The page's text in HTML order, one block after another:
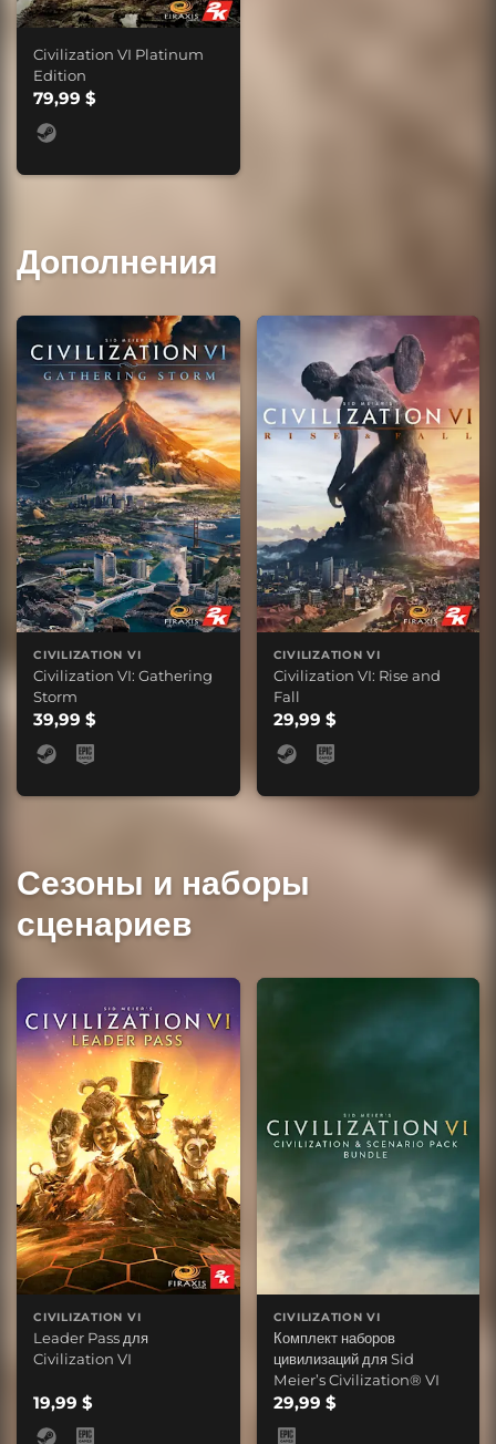
Civilization VI Platinum
Edition
79,99 $
Дополнения
CIVILIZATION VI
Civilization VI: Gathering
Storm
39,99 $
CIVILIZATION VI
Civilization VI: Rise and
Fall
29,99 $
Сезоны и наборы
сценариев
CIVILIZATION VI
Leader Pass для
Civilization VI
19,99 $
CIVILIZATION VI
Комплект наборов
цивилизаций для Sid
Meier’s Civilization® VI
29,99 $